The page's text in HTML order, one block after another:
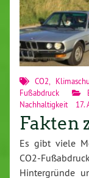
CO2
Fußabdruck
Nachhaltigkeit
17.
Fakten
Es gibt viele
CO2-
Hintergründe